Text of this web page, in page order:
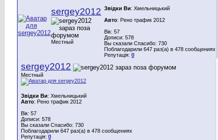
sergey2012
Местный
Звідки Ви: Хмельницький
Авто: Рено трафик 2012
Вік: 57
Дописи: 578
Вы сказали Спасибо: 730
Поблагодарили 647 раз(а) в 478 сообщениях
Репутація: 0
sergey2012
Местный
Звідки Ви: Хмельницький
Авто: Рено трафик 2012
Вік: 57
Дописи: 578
Вы сказали Спасибо: 730
Поблагодарили 647 раз(а) в 478 сообщениях
Репутація: 0